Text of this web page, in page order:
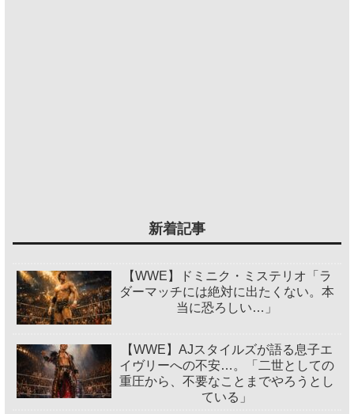
新着記事
【WWE】ドミニク・ミステリオ「ラ
ダーマッチには絶対に出たくない。本
当に恐ろしい…」
【WWE】AJスタイルズが語る息子エ
イヴリーへの不安…。「二世としての
重圧から、不要なことまでやろうとし
ている」